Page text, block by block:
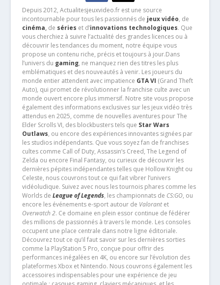
Depuis 2012, Actualitesjeuxvideo.fr est une source
incontournable pour tous les passionnés de jeux vidéo, de
cinéma,de séries et d’innovations technologiques. Que
vous cherchiez à suivre l’actualité des grandes licences ou à
découvrir les tendances du moment, notre équipe vous
propose un contenu riche, précis et toujours à jour.Dans
l’univers du gaming, ne manquez rien des titres les plus
emblématiques et des nouveautés à venir. Les joueurs du
monde entier attendent avec impatience GTA VI (Grand Theft
Auto), qui promet de révolutionner la franchise culte avec un
monde ouvert encore plus immersif. Notre site vous propose
également des informations exclusives sur les jeux vidéo très
attendus en 2025, comme de nouvelles aventures pour The
Elder Scrolls VI, des blockbusters tels que Star Wars
Outlaws, ou encore des expériences innovantes signées par
les studios indépendants. Que vous soyez fan de franchises
cultes comme Call of Duty, Assassin’s Creed, The Legend of
Zelda ou encore Final Fantasy, ou curieux de découvrir les
dernières pépites indépendantes telles que Hollow Knight ou
Celeste, nous couvrons tout ce qui fait vibrer l’univers
vidéoludique. Suivez avec nous les tournois phares comme les
Worlds de League of Legends, les championnats de CS:GO, ou
encore les événements e-sport autour de Valorantet
Overwatch 2. Ce domaine en plein essor continue de fédérer
des millions de passionnés à travers le monde. Les consoles
occupent une place centrale dans notre ligne éditoriale.
Découvrez tout ce qu’il faut savoir sur les dernières sorties
comme la PlayStation 5 Pro, conçue pour offrir des
performances inégalées en 4K, ou encore sur l’évolution des
plateformes Xbox et Nintendo. Nous couvrons également les
accessoires indispensables pour une expérience de jeu